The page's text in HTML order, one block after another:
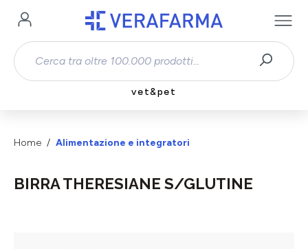
Passa al contenuto principale
vet&pet
Home Alimentazione e integratori
BIRRA THERESIANE S/GLUTINE